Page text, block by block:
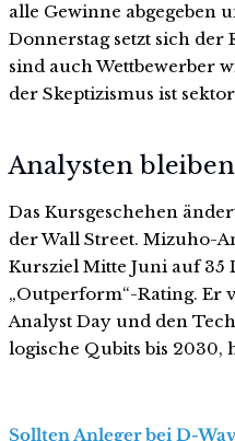
alle Gewinne abgegeben
Donnerstag setzt sich
sind auch Wettbewerber
der Skeptizismus ist
Analysten
Das Kursgeschehen
der Wall Street. Mizuho-
Kursziel Mitte Juni auf 35
„Outperform“-Rating. Er
Analyst Day und den
logische Qubits bis 2030,
Sollten Anleger bei D-